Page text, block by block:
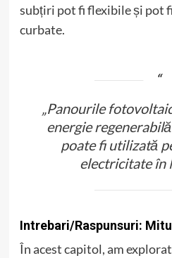
subțiri pot fi flexibile și pot
curbate.
„Panourile
energie
poate fi utilizată
electricitate în
Intrebari/Raspunsuri:
În acest capitol, am